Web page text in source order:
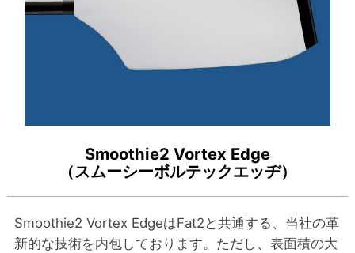
Smoothie2 Vortex Edge
（スムーシーボルテックエッヂ）
Smoothie2 Vortex EdgeはFat2と共通する、当社の革
新的な技術を内包しております。ただし、表面積の大